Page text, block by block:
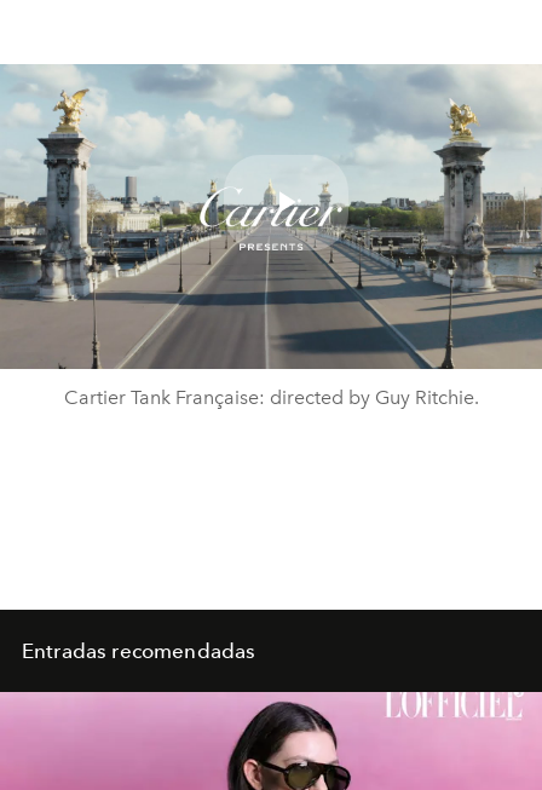
Play
Video
Cartier Tank Française: directed by Guy Ritchie.
Entradas recomendadas